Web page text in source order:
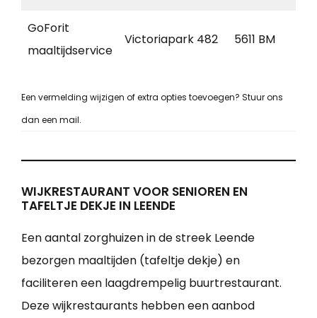
GoForit
maaltijdservice
Victoriapark 482 5611 BM
Een vermelding wijzigen of extra opties toevoegen? Stuur ons
dan een mail.
WIJKRESTAURANT VOOR SENIOREN EN
TAFELTJE DEKJE IN LEENDE
Een aantal zorghuizen in de streek Leende
bezorgen maaltijden (tafeltje dekje) en
faciliteren een laagdrempelig buurtrestaurant.
Deze wijkrestaurants hebben een aanbod